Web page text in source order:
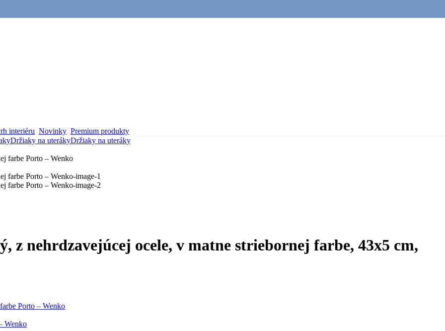
interiéru Novinky Premium produkty
Držiaky na uterákyDržiaky na uteráky
z nehrdzavejúcej ocele, v matne striebornej farbe, 43x5 cm,
Porto – Wenko
Wenko